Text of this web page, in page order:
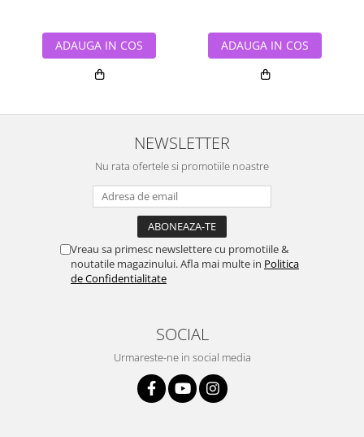
ADAUGA IN COS ADAUGA IN COS
NEWSLETTER
Nu rata ofertele si promotiile noastre
Vreau sa primesc newslettere cu promotiile &
noutatile magazinului. Afla mai multe in Politica
de Confidentialitate
SOCIAL
Urmareste-ne in social media